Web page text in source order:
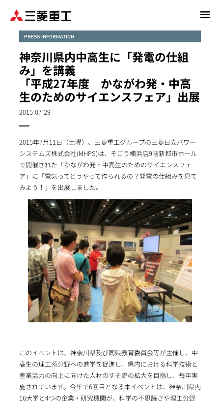
PRESS INFORMATION
神奈川県内中高生に「発電の仕組
み」を講義
「平成27年度 かながわ発・中高
生のためのサイエンスフェア」出展
2015-07-29
2015年7月11日（土曜）、三菱重工グループの三菱日立パワー
システムズ株式会社(MHPS)は、そごう横浜店9階新都市ホール
で開催された「かながわ発・中高生のためのサイエンスフェ
ア」に「電気ってどうやって作られるの？発電の仕組みを見て
みよう！」を出展しました。
このイベントは、神奈川県及び同県教育委員会等が主催し、中
高生の理工系分野への進学を促進し、県内における科学技術と
産業活力の向上に向けた人材のすそ野の拡大を目指し、毎年実
施されています。今年で6回目となる本イベントは、神奈川県内
16大学と4つの企業・研究機関が、科学の不思議さや理工分野